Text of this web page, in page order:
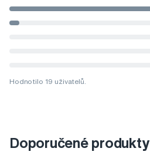
Hodnotilo 19 uživatelů.
Doporučené produkty